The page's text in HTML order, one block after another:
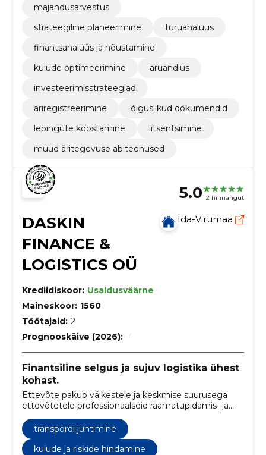
majandusarvestus
strateegiline planeerimine
turuanalüüs
finantsanalüüs ja nõustamine
kulude optimeerimine
aruandlus
investeerimisstrateegiad
äriregistreerimine
õiguslikud dokumendid
lepingute koostamine
litsentsimine
muud äritegevuse abiteenused
5.0 2 hinnangut
DASKIN
FINANCE &
LOGISTICS OÜ
Ida-Virumaa
Krediidiskoor: Usaldusväärne
Maineskoor: 1560
Töötajaid: 2
Prognooskäive (2026): –
Finantsiline selgus ja sujuv logistika ühest
kohast.
Ettevõte pakub väikestele ja keskmise suurusega
ettevõtetele professionaalseid raamatupidamis- ja
logistikavahendusteenuseid. Eesmärk on tagada
klientidele selged finantsprotsessid ja sujuvad
logistikaühendused.
transpordi juhtimine
kulude ja riskide hindamine